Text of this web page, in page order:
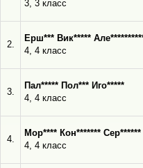
3, 3 класс
2.
Ерш*** Вик*****
4, 4 класс
3.
Пал***** Пол*** Иго*****
4, 4 класс
4.
Мор**** Кон******* Сер******
4, 4 класс